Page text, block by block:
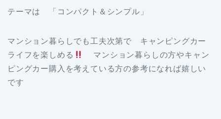
テーマは 「コンパクト＆シンプル」
マンション暮らしでも工夫次第で キャンピングカー
ライフを楽しめる
マンション暮らしの方やキャン
ピングカー購入を考えている方の参考になれば嬉しい
です